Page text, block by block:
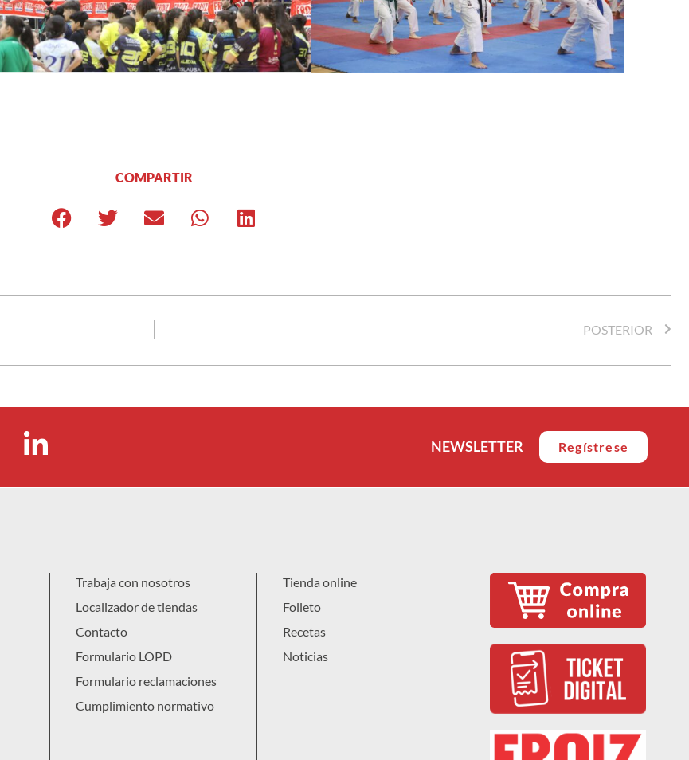
COMPARTIR
POSTERIOR
NEWSLETTER Regístrese
Trabaja con nosotros
Localizador de tiendas
Contacto
Formulario LOPD
Formulario reclamaciones
Cumplimiento normativo
Tienda online
Folleto
Recetas
Noticias